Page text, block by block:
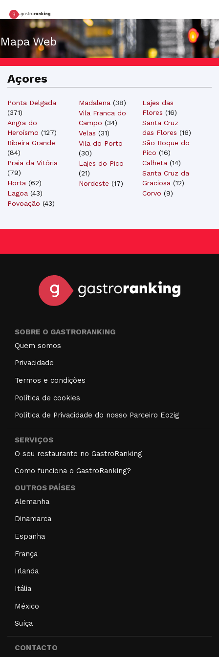
Mapa Web
Açores
Ponta Delgada
(371)
Angra do
Heroísmo (127)
Ribeira Grande
(84)
Praia da Vitória
(79)
Horta (62)
Lagoa (43)
Povoação (43)
Madalena (38)
Vila Franca do
Campo (34)
Velas (31)
Vila do Porto
(30)
Lajes do Pico
(21)
Nordeste (17)
Lajes das
Flores (16)
Santa Cruz
das Flores (16)
São Roque do
Pico (16)
Calheta (14)
Santa Cruz da
Graciosa (12)
Corvo (9)
SOBRE O GASTRORANKING
Quem somos
Privacidade
Termos e condições
Política de cookies
Política de Privacidade do nosso Parceiro Eozig
SERVIÇOS
O seu restaurante no GastroRanking
Como funciona o GastroRanking?
OUTROS PAÍSES
Alemanha
Dinamarca
Espanha
França
Irlanda
Itália
México
Suíça
CONTACTO